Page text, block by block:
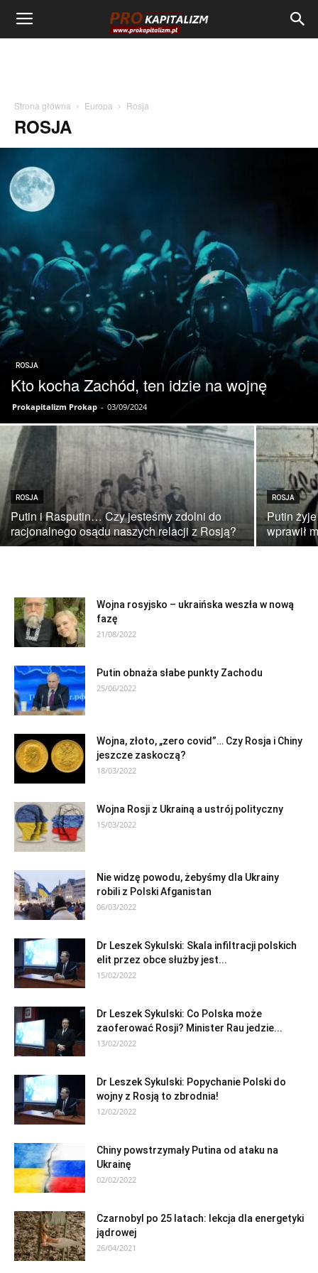
Strona główna Europa Rosja
ROSJA
ROSJA
Kto kocha Zachód, ten idzie na wojnę
Prokapitalizm Prokap - 03/09/2024
ROSJA
Putin i Rasputin… Czy jesteśmy zdolni do
racjonalnego osądu naszych relacji z Rosją?
ROSJA
Putin
wprawił
Wojna rosyjsko – ukraińska weszła w nową
fazę
21/08/2022
Putin obnaża słabe punkty Zachodu
25/06/2022
Wojna, złoto, „zero covid”… Czy Rosja i Chiny
jeszcze zaskoczą?
18/03/2022
Wojna Rosji z Ukrainą a ustrój polityczny
15/03/2022
Nie widzę powodu, żebyśmy dla Ukrainy
robili z Polski Afganistan
06/03/2022
Dr Leszek Sykulski: Skala infiltracji polskich
elit przez obce służby jest...
15/02/2022
Dr Leszek Sykulski: Co Polska może
zaoferować Rosji? Minister Rau jedzie...
13/02/2022
Dr Leszek Sykulski: Popychanie Polski do
wojny z Rosją to zbrodnia!
12/02/2022
Chiny powstrzymały Putina od ataku na
Ukrainę
02/02/2022
Czarnobyl po 25 latach: lekcja dla energetyki
jądrowej
26/04/2021